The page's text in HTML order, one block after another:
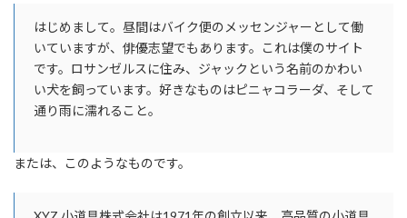
はじめまして。昼間はバイク便のメッセンジャーとして働
いていますが、俳優志望でもあります。これは僕のサイト
です。ロサンゼルスに住み、ジャックという名前のかわい
い犬を飼っています。好きなものはピニャコラーダ、そして
通り雨に濡れること。
または、このようなものです。